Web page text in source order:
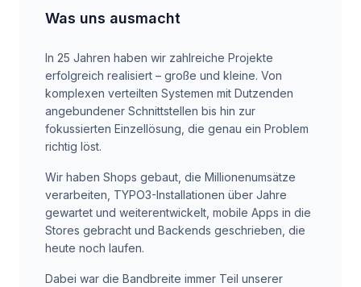
Was uns ausmacht
In 25 Jahren haben wir zahlreiche Projekte
erfolgreich realisiert – große und kleine. Von
komplexen verteilten Systemen mit Dutzenden
angebundener Schnittstellen bis hin zur
fokussierten Einzellösung, die genau ein Problem
richtig löst.
Wir haben Shops gebaut, die Millionenumsätze
verarbeiten, TYPO3-Installationen über Jahre
gewartet und weiterentwickelt, mobile Apps in die
Stores gebracht und Backends geschrieben, die
heute noch laufen.
Dabei war die Bandbreite immer Teil unserer